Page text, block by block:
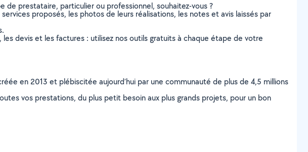
de prestataire, particulier ou professionnel, souhaitez-vous ?
proposés, les photos de leurs réalisations, les notes et avis laissés par
devis et les factures : utilisez nos outils gratuits à chaque étape de votre
en 2013 et plébiscitée aujourd’hui par une communauté de plus de 4,5 millions
vos prestations, du plus petit besoin aux plus grands projets, pour un bon